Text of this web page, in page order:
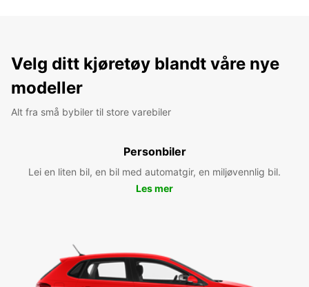
Velg ditt kjøretøy blandt våre nye
modeller
Alt fra små bybiler til store varebiler
Personbiler
Lei en liten bil, en bil med automatgir, en miljøvennlig bil.
Les mer